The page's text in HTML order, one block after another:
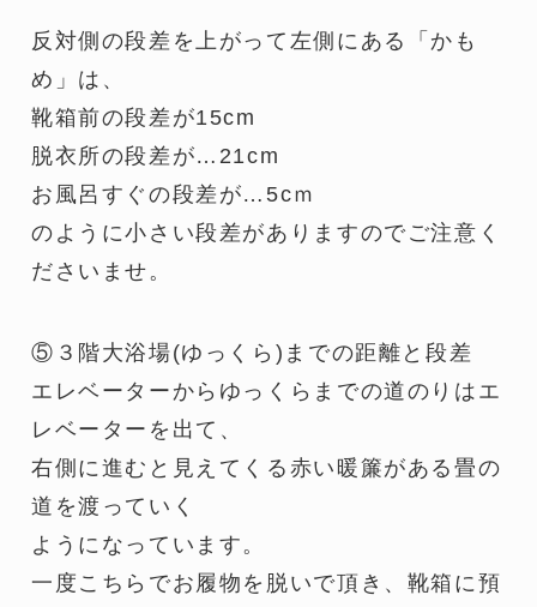
反対側の段差を上がって左側にある「かも
め」は、
靴箱前の段差が15cm
脱衣所の段差が…21cm
お風呂すぐの段差が…5cｍ
のように小さい段差がありますのでご注意く
ださいませ。
⑤３階大浴場(ゆっくら)までの距離と段差
エレベーターからゆっくらまでの道のりはエ
レベーターを出て、
右側に進むと見えてくる赤い暖簾がある畳の
道を渡っていく
ようになっています。
一度こちらでお履物を脱いで頂き、靴箱に預